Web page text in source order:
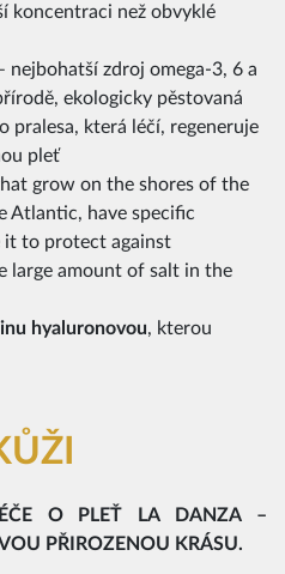
koncentraci než obvyklé
nejbohatší zdroj omega-3, 6 a
ekologicky pěstovaná
pralesa, která léčí, regeneruje
pleť
grow on the shores of the
Atlantic, have specific
it to protect against
large amount of salt in the
hyaluronovou, kterou
O PLEŤ LA DANZA –
PŘIROZENOU KRÁSU.